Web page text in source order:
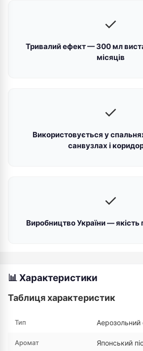
✓
Тривалий ефект — 300 мл
місяців
✓
Використовується у
санвузлах і
✓
Виробництво України — якість
📊 Характеристики
Таблиця характеристик
Тип Аерозольний
Аромат Японський